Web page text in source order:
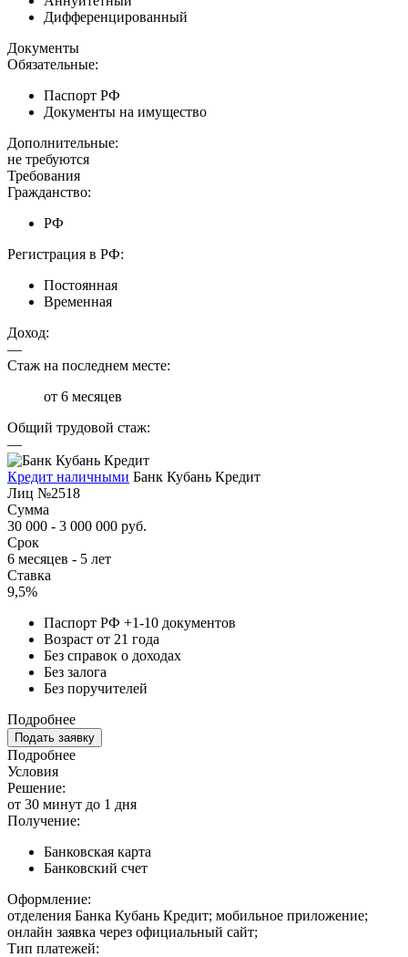
Дифференцированный
Документы
Обязательные:
Паспорт РФ
Документы на имущество
Дополнительные:
не требуются
Требования
Гражданство:
РФ
Регистрация в РФ:
Постоянная
Временная
Доход:
—
Стаж на последнем месте:
от 6 месяцев
Общий трудовой стаж:
—
Кредит наличными Банк Кубань Кредит
Лиц №2518
Сумма
30 000 - 3 000 000 руб.
Срок
6 месяцев - 5 лет
Ставка
9,5%
Паспорт РФ +1-10 документов
Возраст от 21 года
Без справок о доходах
Без залога
Без поручителей
Подробнее
Подать заявку
Подробнее
Условия
Решение:
от 30 минут до 1 дня
Получение:
Банковская карта
Банковский счет
Оформление:
отделения Банка Кубань Кредит; мобильное приложение;
онлайн заявка через официальный сайт;
Тип платежей: